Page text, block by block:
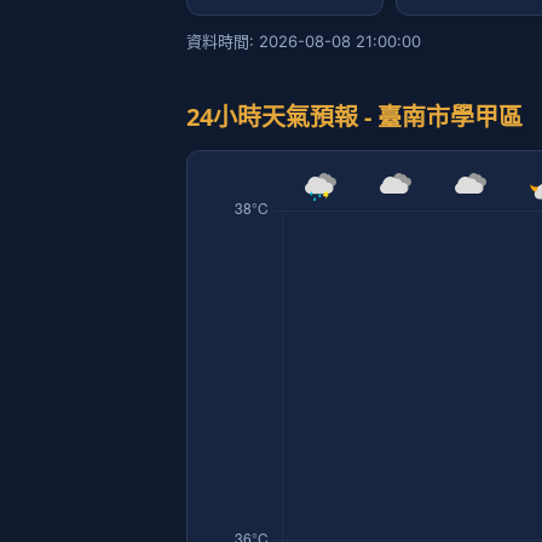
資料時間: 2026-08-08 21:00:00
24小時天氣預報 - 臺南市學甲區